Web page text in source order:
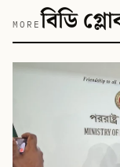
MOREবিডি